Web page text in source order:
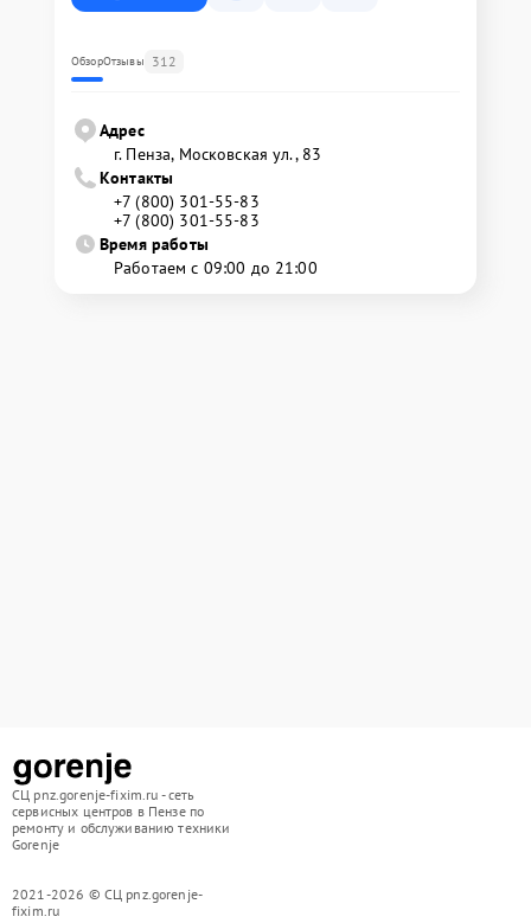
ОбзорОтзывы 312
Адрес
г. Пенза, Московская ул., 83
Контакты
+7 (800) 301-55-83
+7 (800) 301-55-83
Время работы
Работаем с 09:00 до 21:00
СЦ pnz.gorenje-fixim.ru - сеть
сервисных центров в Пензе по
ремонту и обслуживанию техники
Gorenje
2021-2026 © СЦ pnz.gorenje-
fixim.ru